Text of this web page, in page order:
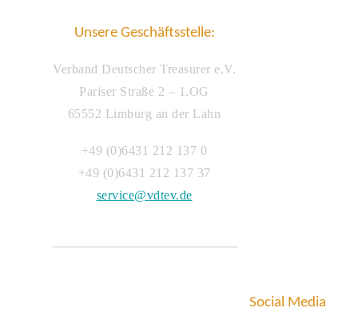
Unsere Geschäftsstelle:
Verband Deutscher Treasurer e.V.
Pariser Straße 2 – 1.OG
65552 Limburg an der Lahn
+49 (0)6431 212 137 0
+49 (0)6431 212 137 37
service@vdtev.de
Social Media